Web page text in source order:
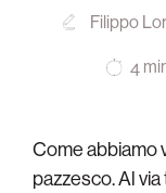
Filippo
4
Come abbiamo
pazzesco. Al